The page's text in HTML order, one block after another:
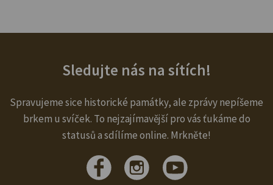
Sledujte nás na sítích!
Spravujeme sice historické památky, ale zprávy nepíšeme
brkem u svíček. To nejzajímavější pro vás ťukáme do
statusů a sdílíme online. Mrkněte!